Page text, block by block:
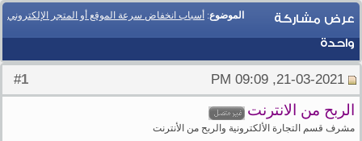
الموضوع: أسباب انخفاض سرعة الموقع أو المتجر الإلكتروني
عرض مشاركة
واحدة
1
الربح من الانترنت
مشرف قسم التجارة الألكترونية والربح من الأنترنت